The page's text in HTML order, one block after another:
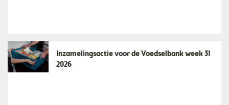
Inzamelingsactie voor de Voedselbank week 31
2026